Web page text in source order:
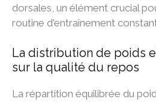
dorsales, un élément crucial
routine d'entraînement
La distribution de poids
sur la qualité du repos
La répartition équilibrée du